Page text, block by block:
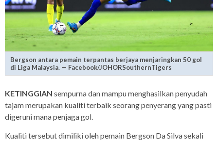
Bergson antara pemain terpantas berjaya menjaringkan 50 gol
di Liga Malaysia. — Facebook/JOHORSouthernTigers
KETINGGIAN sempurna dan mampu menghasilkan penyudah
tajam merupakan kualiti terbaik seorang penyerang yang pasti
digeruni mana penjaga gol.
Kualiti tersebut dimiliki oleh pemain Bergson Da Silva sekali